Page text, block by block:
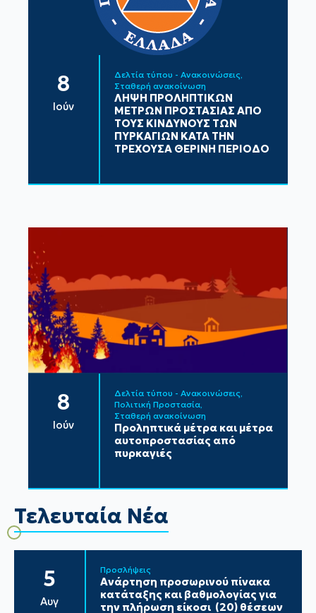
8
Ιούν
Δελτία τύπου - Ανακοινώσεις
Σταθερή ανακοίνωση
ΛΗΨΗ ΠΡΟΛΗΠΤΙΚΩΝ
ΜΕΤΡΩΝ ΠΡΟΣΤΑΣΙΑΣ ΑΠΟ
ΤΟΥΣ ΚΙΝΔΥΝΟΥΣ ΤΩΝ
ΠΥΡΚΑΓΙΩΝ ΚΑΤΑ ΤΗΝ
ΤΡΕΧΟΥΣΑ ΘΕΡΙΝΗ ΠΕΡΙΟΔΟ
8
Ιούν
Δελτία τύπου - Ανακοινώσεις
Πολιτική Προστασία
Σταθερή ανακοίνωση
Προληπτικά μέτρα και μέτρα
αυτοπροστασίας από
πυρκαγιές
Τελευταία Νέα
5
Αυγ
Προσλήψεις
Ανάρτηση προσωρινού πίνακα
κατάταξης και βαθμολογίας για
την πλήρωση είκοσι (20) θέσεων